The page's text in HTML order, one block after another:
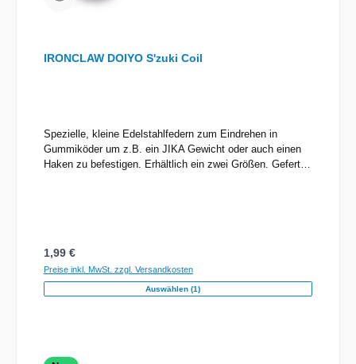
IRONCLAW DOIYO S'zuki Coil
Spezielle, kleine Edelstahlfedern zum Eindrehen in
Gummiköder um z.B. ein JIKA Gewicht oder auch einen
Haken zu befestigen. Erhältlich ein zwei Größen. Gefertigt
Regulärer Preis:
1,99 €
Preise inkl. MwSt. zzgl. Versandkosten
Auswählen (1)